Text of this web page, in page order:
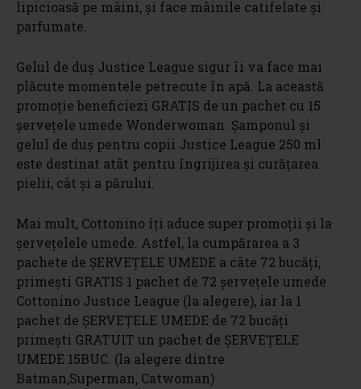
lipicioasă pe mâini, și face mâinile catifelate şi
parfumate.
Gelul de duş Justice League sigur îi va face mai
plăcute momentele petrecute în apă. La această
promoţie beneficiezi GRATIS de un pachet cu 15
șerveţele umede Wonderwoman. Şamponul şi
gelul de duş pentru copii Justice League 250 ml
este destinat atât pentru îngrijirea și curățarea
pielii, cât și a părului.
Mai mult, Cottonino îți aduce super promoții și la
șervețelele umede. Astfel, la cumpărarea a 3
pachete de ŞERVEȚELE UMEDE a câte 72 bucăți,
primești GRATIS 1 pachet de 72 șervețele umede
Cottonino Justice League (la alegere), iar la 1
pachet de ŞERVEȚELE UMEDE de 72 bucăți
primești GRATUIT un pachet de ŞERVEȚELE
UMEDE 15BUC. (la alegere dintre
Batman,Superman, Catwoman)